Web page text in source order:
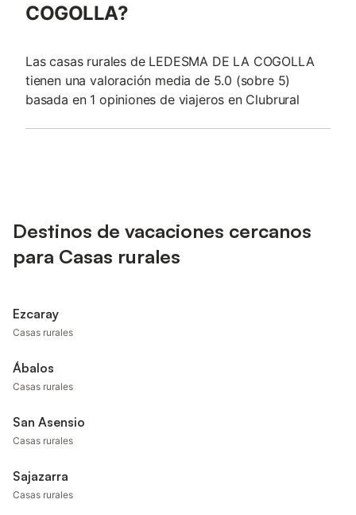
COGOLLA?
Las casas rurales de LEDESMA DE LA COGOLLA
tienen una valoración media de 5.0 (sobre 5)
basada en 1 opiniones de viajeros en Clubrural
Destinos de vacaciones cercanos
para Casas rurales
Ezcaray
Casas rurales
Ábalos
Casas rurales
San Asensio
Casas rurales
Sajazarra
Casas rurales